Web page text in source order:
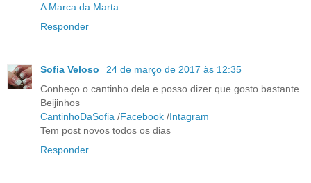
A Marca da Marta
Responder
Sofia Veloso
24 de março de 2017 às 12:35
Conheço o cantinho dela e posso dizer que gosto bastante
Beijinhos
CantinhoDaSofia /Facebook /Intagram
Tem post novos todos os dias
Responder